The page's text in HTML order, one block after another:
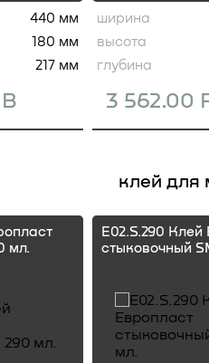
440 мм
180 мм
217 мм
3 562.00
ширина
высота
глубина
клей для
мл.
E02.S.290 Клей
стыковочный